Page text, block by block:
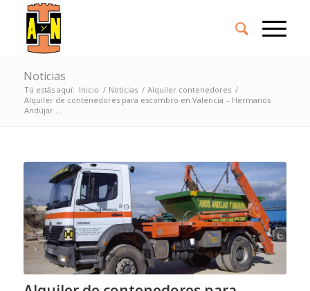
Noticias
Tú estás aquí: Inicio / Noticias / Alquiler contenedores /
Alquiler de contenedores para escombro en Valencia – Hermanos
Andújar ...